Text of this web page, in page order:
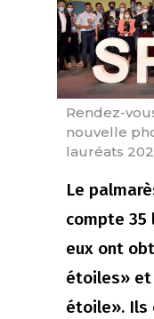
Rendez-
nouvelle
lauréats
Le
compte 35
eux ont
étoiles» et
étoile». Ils